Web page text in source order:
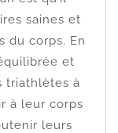
saines et
du corps. En
et
triathlètes à
à leur corps
leurs